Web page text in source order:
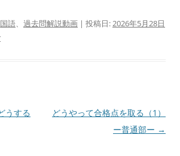
国語、 過去問解説動画 | 投稿日:2026年5月28日
うする
どうやって合格点を取る（1）
ー普通部ー →